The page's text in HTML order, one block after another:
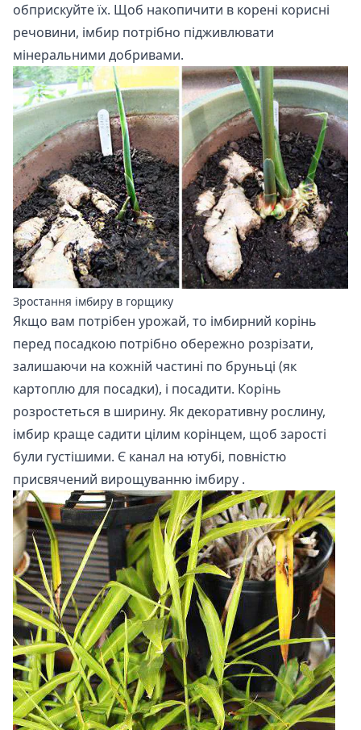
обприскуйте їх. Щоб накопичити в корені корисні
речовини, імбир потрібно підживлювати
мінеральними добривами.
Зростання імбиру в горщику
Якщо вам потрібен урожай, то імбирний корінь
перед посадкою потрібно обережно розрізати,
залишаючи на кожній частині по бруньці (як
картоплю для посадки), і посадити. Корінь
розростеться в ширину. Як декоративну рослину,
імбир краще садити цілим корінцем, щоб зарості
були густішими. Є канал на ютубі, повністю
присвячений вирощуванню імбиру .